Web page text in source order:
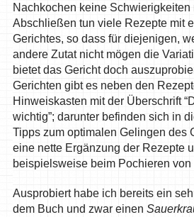
Nachkochen keine Schwierigkeiten
Abschließen tun viele Rezepte mit
Gerichtes, so dass für diejenigen,
andere Zutat nicht mögen die
bietet das Gericht doch
Gerichten gibt es neben den
Hinweiskasten mit der Überschrift
wichtig”; darunter befinden sich in
Tipps zum optimalen Gelingen des
eine nette Ergänzung der Rezepte
beispielsweise beim Pochieren von
Ausprobiert habe ich bereits ein
dem Buch und zwar einen